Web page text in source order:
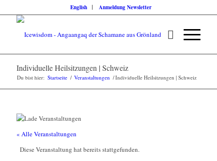
English Anmeldung Newsletter
Individuelle Heilsitzungen | Schweiz
Du bist hier: Startseite / Veranstaltungen /Individuelle Heilsitzungen | Schweiz
« Alle Veranstaltungen
Diese Veranstaltung hat bereits stattgefunden.